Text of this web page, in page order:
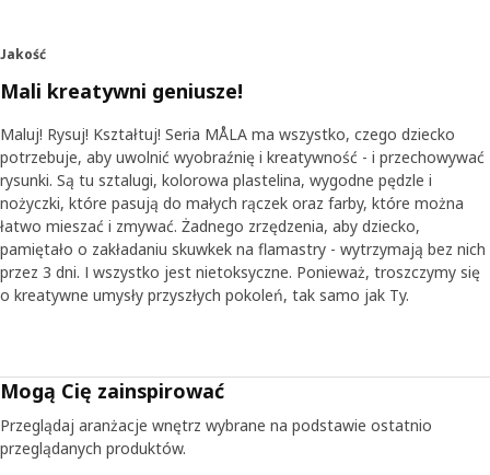
Które kolory podobają im się najbardziej? Co sądzą o papierze?
Zobaczyliśmy też, w jaki sposób korzystają z przyborów do
właśnie coś rysujesz, nie zawsze pamiętasz o tym, aby założyć
zatyczkę na mazak. Dlatego te mazaki wytrzymają do trzech dni
bez zatyczek”. Aby zapewnić wysoką jakość i odpowiednią cenę,
prace nad rozwojem produktu potrwały trochę dłużej.
„Niezwykle ważne jest to, co dzieci robią i jak to robią. Dlatego
rozpatrzyliśmy wszystkie uwagi zgłoszone przez dzieci i
zaprojektowaliśmy produkty, które odpowiadają potrzebom
małych artystów”.
Seria MÅLA jest w ofercie już od dłuższego czasu, ale wciąż się
powiększa i zmienia, gdy tylko zidentyfikujemy nowe potrzeby
lub wpadniemy na nowe pomysły. Wszystkie elementy muszą
być łatwe do natychmiastowego użycia, bo nigdy nie wiadomo,
Jakość
Mali kreatywni geniusze!
Maluj! Rysuj! Kształtuj! Seria MÅLA ma wszystko, czego dziecko
potrzebuje, aby uwolnić wyobraźnię i kreatywność - i przechowywać
rysunki. Są tu sztalugi, kolorowa plastelina, wygodne pędzle i
nożyczki, które pasują do małych rączek oraz farby, które można
łatwo mieszać i zmywać. Żadnego zrzędzenia, aby dziecko,
pamiętało o zakładaniu skuwkek na flamastry - wytrzymają bez nich
przez 3 dni. I wszystko jest nietoksyczne. Ponieważ, troszczymy się
o kreatywne umysły przyszłych pokoleń, tak samo jak Ty.
Mogą Cię zainspirować
Przeglądaj aranżacje wnętrz wybrane na podstawie ostatnio
przeglądanych produktów.